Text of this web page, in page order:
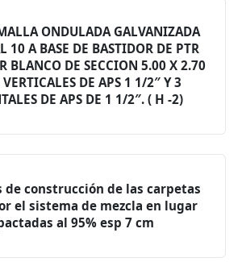
ONDULADA GALVANIZADA
10 A BASE DE BASTIDOR DE PTR
BLANCO DE SECCION 5.00 X 2.70
DE APS 1 1/2″ Y 3
DE APS DE 1 1/2″. ( H -2)
de construcción de las carpetas
el sistema de mezcla en lugar
al 95% esp 7 cm